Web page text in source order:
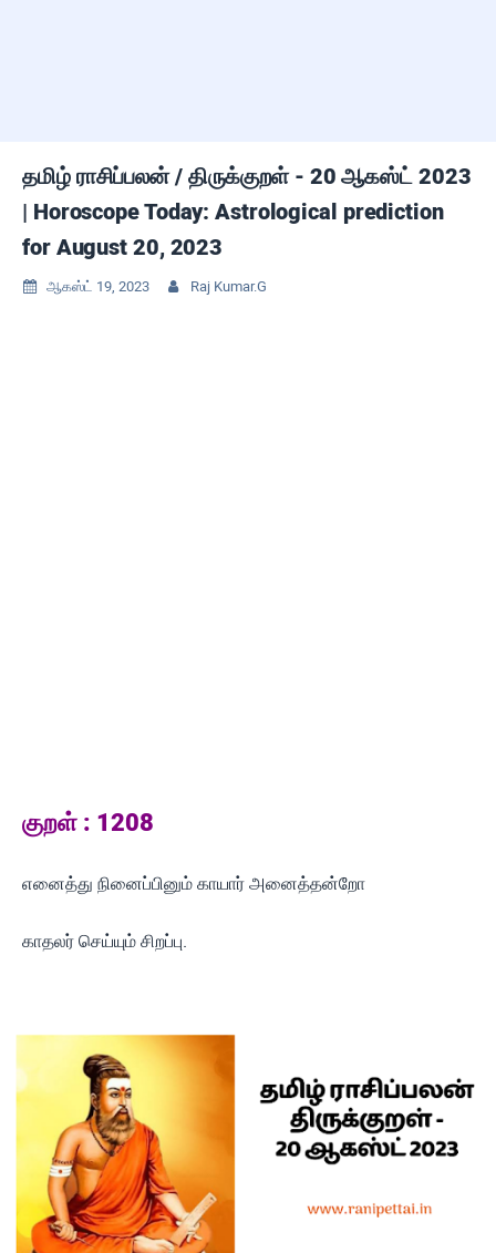
தமிழ் ராசிப்பலன் / திருக்குறள் - 20 ஆகஸ்ட் 2023
| Horoscope Today: Astrological prediction
for August 20, 2023
 ஆகஸ்ட் 19, 2023  Raj Kumar.G
குறள் : 1208
எனைத்து நினைப்பினும் காயார் அனைத்தன்றோ
காதலர் செய்யும் சிறப்பு.